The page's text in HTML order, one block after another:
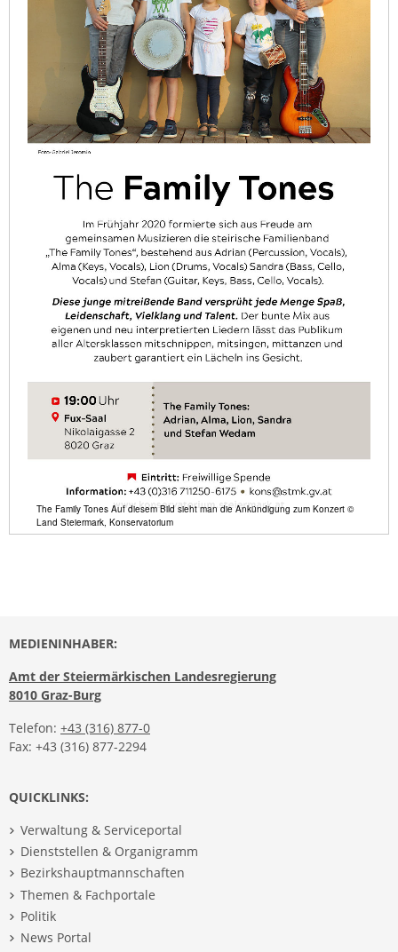
The Family Tones Auf diesem Bild sieht man die Ankündigung zum Konzert ©
Land Steiermark, Konservatorium
MEDIENINHABER:
Amt der Steiermärkischen Landesregierung
8010 Graz-Burg
Telefon: +43 (316) 877-0
Fax: +43 (316) 877-2294
QUICKLINKS:
Verwaltung & Serviceportal
Dienststellen & Organigramm
Bezirkshauptmannschaften
Themen & Fachportale
Politik
News Portal